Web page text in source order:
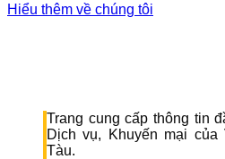
Hiểu thêm về chúng tôi
Trang cung cấp thông tin
Dịch vụ, Khuyến mại của
Tàu.